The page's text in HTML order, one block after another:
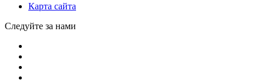
Карта сайта
Следуйте за нами